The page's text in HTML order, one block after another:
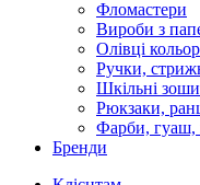
Фломастери
Вироби з
Олівці
Ручки,
Шкільні
Рюкзаки,
Фарби, гуаш,
Бренди